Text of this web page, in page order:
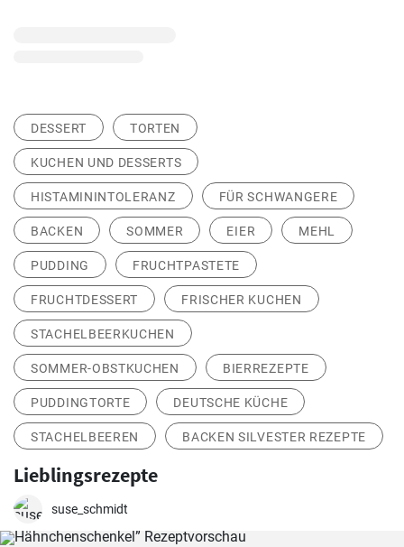
DESSERT TORTEN
KUCHEN UND DESSERTS
HISTAMININTOLERANZ FÜR SCHWANGERE
BACKEN SOMMER EIER MEHL
PUDDING FRUCHTPASTETE
FRUCHTDESSERT FRISCHER KUCHEN
STACHELBEERKUCHEN
SOMMER-OBSTKUCHEN BIERREZEPTE
PUDDINGTORTE DEUTSCHE KÜCHE
STACHELBEEREN BACKEN SILVESTER REZEPTE
Lieblingsrezepte
suse_schmidt